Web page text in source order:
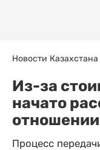
Новости Казахстана
Из-за
начато
Процесс